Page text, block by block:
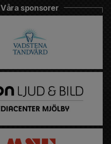
Våra sponsorer